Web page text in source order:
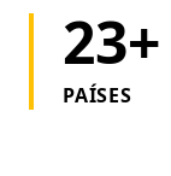
23+
PAÍSES